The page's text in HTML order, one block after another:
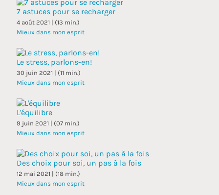
7 astuces pour se recharger
4 août 2021 | (13 min.)
Mieux dans mon esprit
Le stress, parlons-en!
30 juin 2021 | (11 min.)
Mieux dans mon esprit
L'équilibre
9 juin 2021 | (07 min.)
Mieux dans mon esprit
Des choix pour soi, un pas à la fois
12 mai 2021 | (18 min.)
Mieux dans mon esprit